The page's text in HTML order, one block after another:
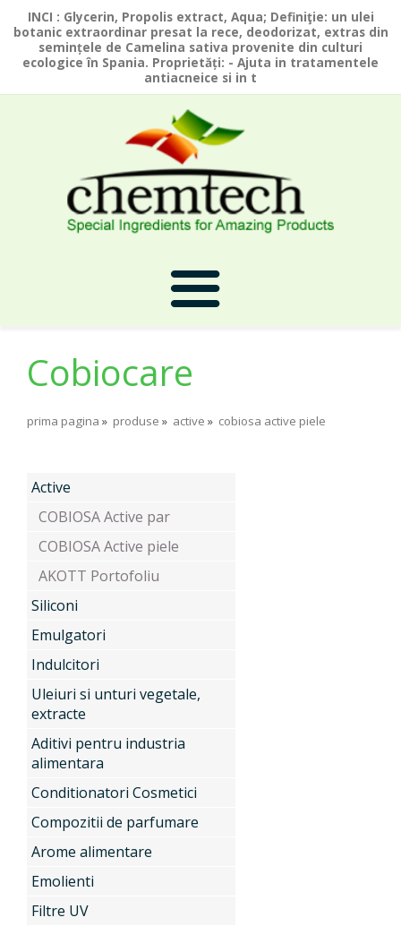
INCI : Glycerin, Propolis extract, Aqua; Definiţie: un ulei
botanic extraordinar presat la rece, deodorizat, extras din
semințele de Camelina sativa provenite din culturi
ecologice în Spania. Proprietăți: - Ajuta in tratamentele
antiacneice si in t
Prima Pagina
Produse
Emulgatori
Indulcitori
Contact
Cobiocare
prima pagina » produse » active » cobiosa active piele
Active
COBIOSA Active par
COBIOSA Active piele
AKOTT Portofoliu
Siliconi
Emulgatori
Indulcitori
Uleiuri si unturi vegetale,
extracte
Aditivi pentru industria
alimentara
Conditionatori Cosmetici
Compozitii de parfumare
Arome alimentare
Emolienti
Filtre UV